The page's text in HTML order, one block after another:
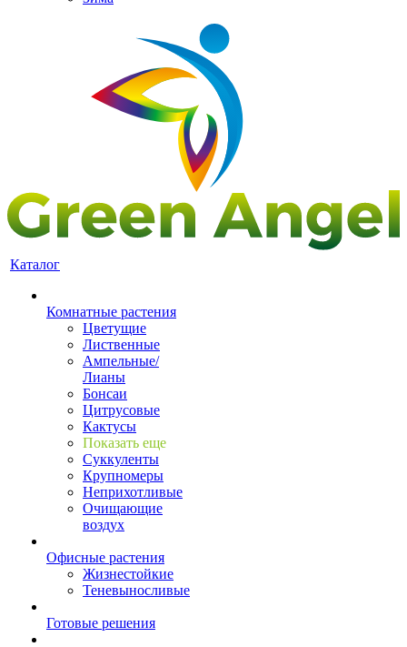
Каталог
Комнатные растения
Цветущие
Лиственные
Ампельные/
Лианы
Бонсаи
Цитрусовые
Кактусы
Показать еще
Суккуленты
Крупномеры
Неприхотливые
Очищающие
воздух
Офисные растения
Жизнестойкие
Теневыносливые
Готовые решения